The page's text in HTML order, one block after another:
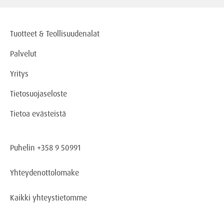
Tuotteet & Teollisuudenalat
Palvelut
Yritys
Tietosuojaseloste
Tietoa evästeistä
Puhelin +358 9 50991
Yhteydenottolomake
Kaikki yhteystietomme